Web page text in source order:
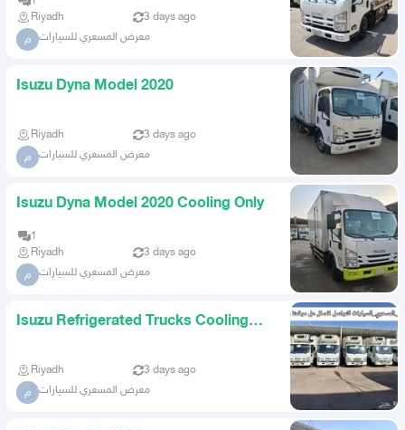
Riyadh
3 days ago
م معرض المسعري للسيارات
Isuzu Dyna Model 2020
Riyadh 3 days ago
م معرض المسعري للسيارات
Isuzu Dyna Model 2020 Cooling Only
1
Riyadh
3 days ago
م معرض المسعري للسيارات
Isuzu Refrigerated Trucks Cooling
Riyadh 3 days ago
م معرض المسعري للسيارات